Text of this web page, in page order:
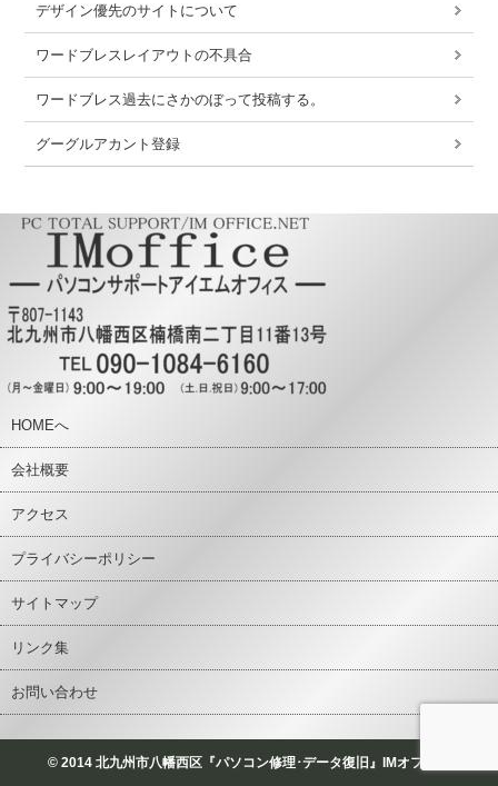
デザイン優先のサイトについて
ワードブレスレイアウトの不具合
ワードブレス過去にさかのぼって投稿する。
グーグルアカント登録
HOMEへ
会社概要
アクセス
プライバシーポリシー
サイトマップ
リンク集
お問い合わせ
© 2014 北九州市八幡西区『パソコン修理･データ復旧』IMオフィス